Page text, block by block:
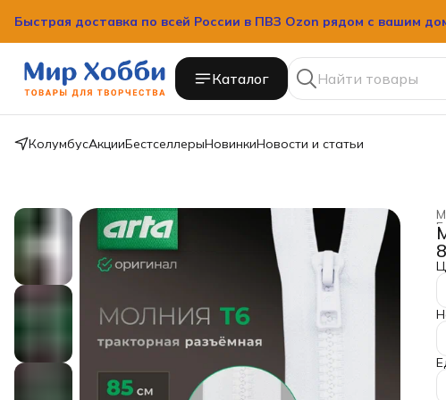
Быстрая доставка по всей России в ПВЗ Ozon рядом с вашим
Каталог
КолумбусАкцииБестселлерыНовинкиНовости и статьи